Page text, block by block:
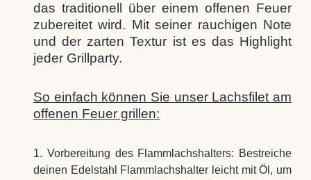
das traditionell über einem offenen Feuer
zubereitet wird. Mit seiner rauchigen Note
und der zarten Textur ist es das Highlight
jeder Grillparty.
So einfach können Sie unser Lachsfilet am
offenen Feuer grillen:
1. Vorbereitung des Flammlachshalters: Bestreiche
deinen Edelstahl Flammlachshalter leicht mit Öl, um